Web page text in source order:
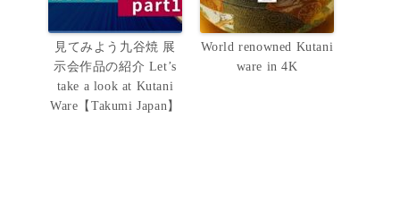
見てみよう九谷焼 展
示会作品の紹介 Let’s
take a look at Kutani
Ware【Takumi Japan】
World renowned Kutani
ware in 4K